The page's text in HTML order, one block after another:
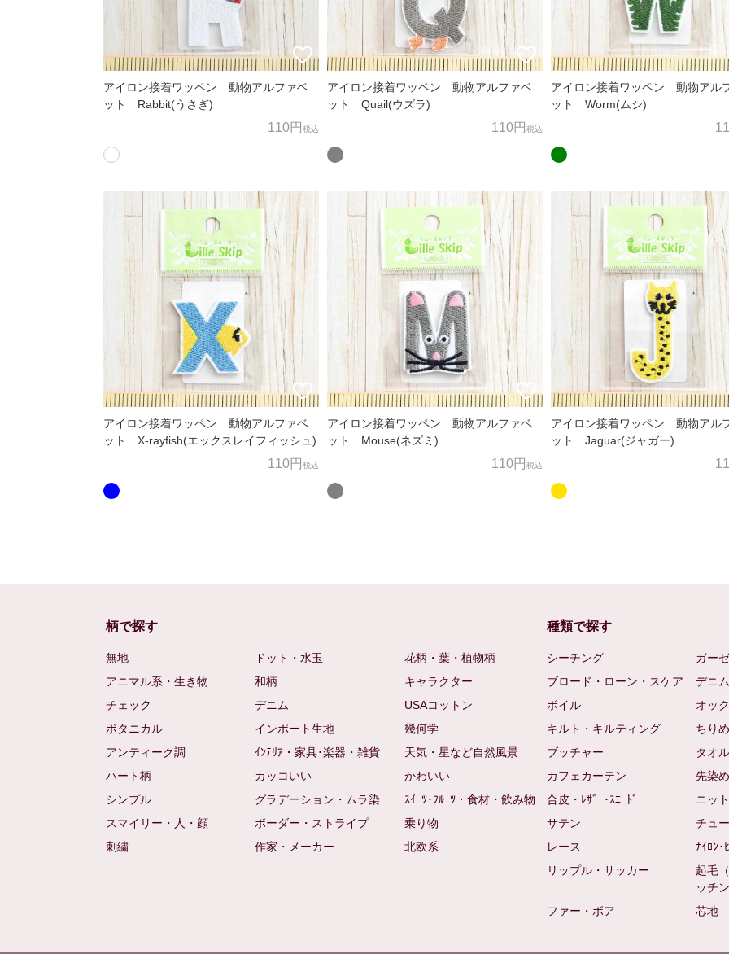
オンラインショップ直通TEL/FAX：075-257-7781
shop@nomura-tailor.co.jp
アイロン接着ワッペン 動物アルファベ
ット Rabbit(うさぎ)
110円 税込
アイロン接着ワッペン 動物アルファベ
ット Quail(ウズラ)
110円 税込
アイロン接着ワッペン 動物アル
ット Worm(ムシ)
アイロン接着ワッペン 動物アルファベ
ット X-rayfish(エックスレイフィッシュ)
110円 税込
アイロン接着ワッペン 動物アルファベ
ット Mouse(ネズミ)
110円 税込
アイロン接着ワッペン 動物アル
ット Jaguar(ジャガー)
柄で探す
無地 ドット・水玉
花柄・葉・植物柄
アニマル系・生き物
和柄
キャラクター
チェック
デニム
USAコットン
ボタニカル
インポート生地
幾何学
アンティーク調
ｲﾝﾃﾘｱ・家具･楽器・雑貨
天気・星など自然風景
ハート柄
カッコいい
かわいい
シンプル
グラデーション・ムラ染
ｽｲｰﾂ･ﾌﾙｰﾂ・食材・飲み物
スマイリー・人・顔
ボーダー・ストライプ
乗り物
刺繍
作家・メーカー 北欧系
種類で探す
シーチング ガー
ブロード・ローン・スケア
デニム
ボイル
オッ
キルト・キルティング
ちり
ブッチャー
タオ
カフェカーテン
先染め
合皮・ﾚｻﾞｰ･ｽｴｰﾄﾞ
ニット
サテン
チュ
レース
ﾅｲﾛﾝ･
リップル・サッカー
起毛
ッチ
ファー・ボア 芯地